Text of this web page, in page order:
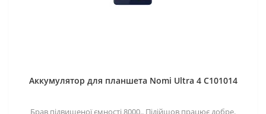
Аккумулятор для планшета Nomi Ultra 4 C101014
Брав підвищеної ємності 8000.. Підійшов працює добре.